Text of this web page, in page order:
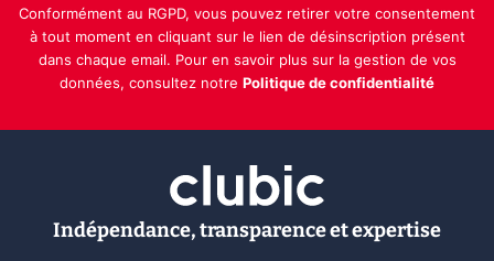
Conformément au RGPD, vous pouvez retirer votre consentement
à tout moment en cliquant sur le lien de désinscription présent
dans chaque email. Pour en savoir plus sur la gestion de vos
données, consultez notre Politique de confidentialité
Indépendance, transparence et expertise